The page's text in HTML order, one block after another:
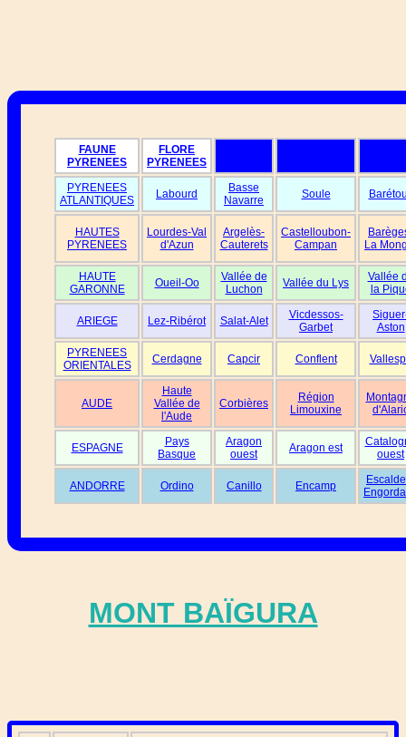
FAUNE
PYRENEES
FLORE
PYRENEES
PYRENEES
ATLANTIQUES
Labourd
Basse
Navarre
Soule
HAUTES
PYRENEES
Lourdes-Val
d'Azun
Argelès-
Cauterets
Castelloubon-
Campan
La
HAUTE
GARONNE
Oueil-Oo
Vallée de
Luchon
Vallée du Lys
Vallée
la
ARIEGE Lez-Ribérot Salat-Alet
Vicdessos-
Garbet
Aston
PYRENEES
ORIENTALES
Cerdagne Capcir Conflent
AUDE
Haute
Vallée de
l'Aude
Corbières
Région
Limouxine
ESPAGNE
Pays
Basque
Aragon
ouest
Aragon est
ouest
ANDORRE Ordino Canillo Encamp
MONT BAÏGURA